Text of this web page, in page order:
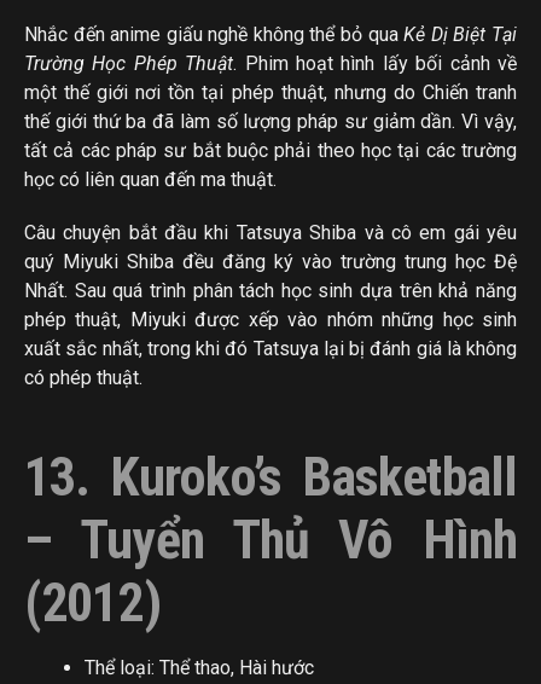
Nhắc đến anime giấu nghề không thể bỏ quaKẻ Dị Biệt Tại
Trường Học Phép Thuật. Phim hoạt hình lấy bối cảnh về
một thế giới nơi tồn tại phép thuật, nhưng do Chiến tranh
thế giới thứ ba đã làm số lượng pháp sư giảm dần. Vì vậy,
tất cả các pháp sư bắt buộc phải theo học tại các trường
học có liên quan đến ma thuật.
Câu chuyện bắt đầu khi Tatsuya Shiba và cô em gái yêu
quý Miyuki Shiba đều đăng ký vào trường trung học Đệ
Nhất. Sau quá trình phân tách học sinh dựa trên khả năng
phép thuật, Miyuki được xếp vào nhóm những học sinh
xuất sắc nhất, trong khi đó Tatsuya lại bị đánh giá là không
có phép thuật.
13. Kuroko’s Basketball
– Tuyển Thủ Vô Hình
(2012)
Thể loại: Thể thao, Hài hước